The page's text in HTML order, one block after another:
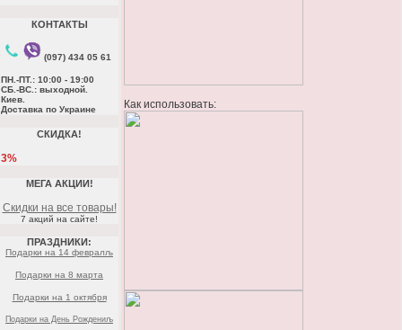
КОНТАКТЫ
(097) 434 05 61
ПН.-ПТ.: 10:00 - 19:00
СБ.-ВС.: выходной.
Киев.
Доставка по Украине
СКИДКА!
3%
МЕГА АКЦИИ!
Скидки на все товары!
7 акций на сайте!
ПРАЗДНИКИ:
Подарки на 14 февралљ
Подарки на 8 марта
Подарки на 1 октября
Подарки на День Рождениљ
Как использовать: